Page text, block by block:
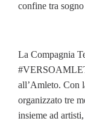
confine tra sogno
La Compagnia
all’Amleto. Con
organizzato tre
insieme ad